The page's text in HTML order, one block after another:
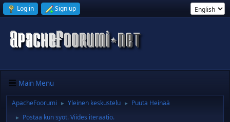
Log in Sign up
Main Menu
ApacheFoorumi ► Yleinen keskustelu ► Puuta Heinää
► Postaa kun syöt. Viides iteraatio.